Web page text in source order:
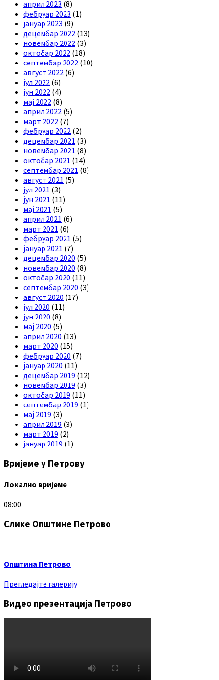
април 2023 (8)
фебруар 2023 (1)
јануар 2023 (9)
децембар 2022 (13)
новембар 2022 (3)
октобар 2022 (18)
септембар 2022 (10)
август 2022 (6)
јул 2022 (6)
јун 2022 (4)
мај 2022 (8)
април 2022 (5)
март 2022 (7)
фебруар 2022 (2)
децембар 2021 (3)
новембар 2021 (8)
октобар 2021 (14)
септембар 2021 (8)
август 2021 (5)
јул 2021 (3)
јун 2021 (11)
мај 2021 (5)
април 2021 (6)
март 2021 (6)
фебруар 2021 (5)
јануар 2021 (7)
децембар 2020 (5)
новембар 2020 (8)
октобар 2020 (11)
септембар 2020 (3)
август 2020 (17)
јул 2020 (11)
јун 2020 (8)
мај 2020 (5)
април 2020 (13)
март 2020 (15)
фебруар 2020 (7)
јануар 2020 (11)
децембар 2019 (12)
новембар 2019 (3)
октобар 2019 (11)
септембар 2019 (1)
мај 2019 (3)
април 2019 (3)
март 2019 (2)
јануар 2019 (1)
Вријеме у Петрову
Локално вријеме
08:00
Слике Општине Петрово
Општина Петрово
Прегледајте галерију
Видео презентација Петрово